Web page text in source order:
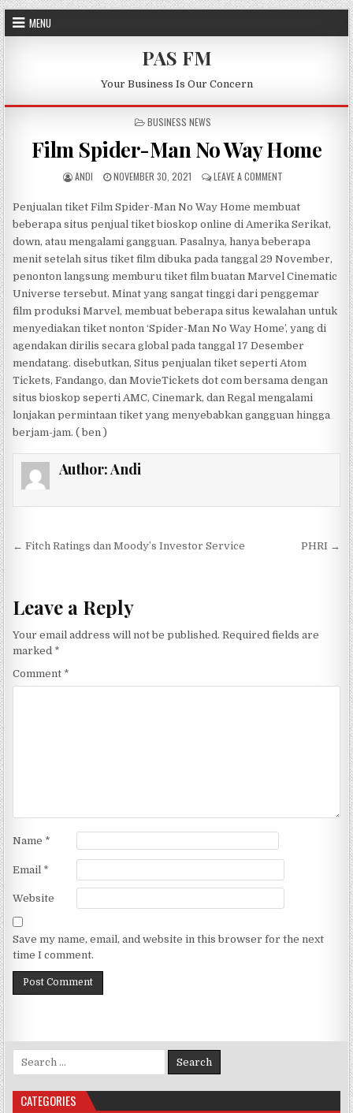
Skip to content
MENU
PAS FM
Your Business Is Our Concern
POSTED IN
BUSINESS NEWS
Film Spider-Man No Way Home
AUTHOR:
ANDI PUBLISHED DATE:
NOVEMBER 30, 2021 LEAVE A COMMENTON FILM SPIDER-
Penjualan tiket Film Spider-Man No Way Home membuat
beberapa situs penjual tiket bioskop online di Amerika Serikat,
down, atau mengalami gangguan. Pasalnya, hanya beberapa
menit setelah situs tiket film dibuka pada tanggal 29 November,
penonton langsung memburu tiket film buatan Marvel Cinematic
Universe tersebut. Minat yang sangat tinggi dari penggemar
film produksi Marvel, membuat beberapa situs kewalahan untuk
menyediakan tiket nonton ‘Spider-Man No Way Home’, yang di
agendakan dirilis secara global pada tanggal 17 Desember
mendatang. disebutkan, Situs penjualan tiket seperti Atom
Tickets, Fandango, dan MovieTickets dot com bersama dengan
situs bioskop seperti AMC, Cinemark, dan Regal mengalami
lonjakan permintaan tiket yang menyebabkan gangguan hingga
berjam-jam. ( ben )
Author:Andi
Post navigation
← Fitch Ratings dan Moody’s Investor Service PHRI →
Leave a Reply
Your email address will not be published. Required fields are
marked *
Comment *
Name *
Email *
Website
Save my name, email, and website in this browser for the next
time I comment.
Search for:
CATEGORIES